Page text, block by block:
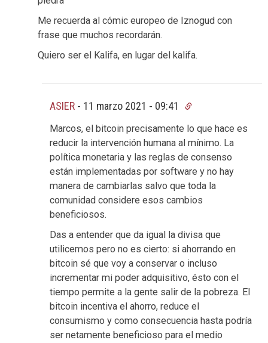
Me recuerda al cómic europeo de Iznogud con
frase que muchos recordarán.
Quiero ser el Kalifa, en lugar del kalifa.
ASIER - 11 marzo 2021 - 09:41
Marcos, el bitcoin precisamente lo que hace es
reducir la intervención humana al mínimo. La
política monetaria y las reglas de consenso
están implementadas por software y no hay
manera de cambiarlas salvo que toda la
comunidad considere esos cambios
beneficiosos.
Das a entender que da igual la divisa que
utilicemos pero no es cierto: si ahorrando en
bitcoin sé que voy a conservar o incluso
incrementar mi poder adquisitivo, ésto con el
tiempo permite a la gente salir de la pobreza. El
bitcoin incentiva el ahorro, reduce el
consumismo y como consecuencia hasta podría
ser netamente beneficioso para el medio